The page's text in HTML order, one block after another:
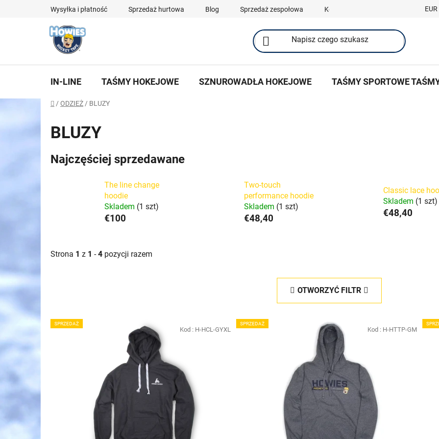
Wysyłka i płatność Sprzedaż hurtowa Blog Sprzedaż zespołowa Kontakty EUR
IN-LINE TAŚMY HOKEJOWE SZNUROWADŁA HOKEJOWE TAŚMY SPORTOWE
Home
/ ODZIEŻ / BLUZY
BLUZY
Najczęściej sprzedawane
The line change
hoodie
Skladem (1 szt)
€100
Two-touch
performance hoodie
Skladem (1 szt)
€48,40
Classic lace
Skladem (1 szt)
€48,40
Strona 1 z 1 -4 pozycji razem
OTWORZYĆ FILTR
L
i
SPRZEDAŻ
Kod : H-HCL-GYXL
SPRZEDAŻ
Kod : H-HTTP-GM